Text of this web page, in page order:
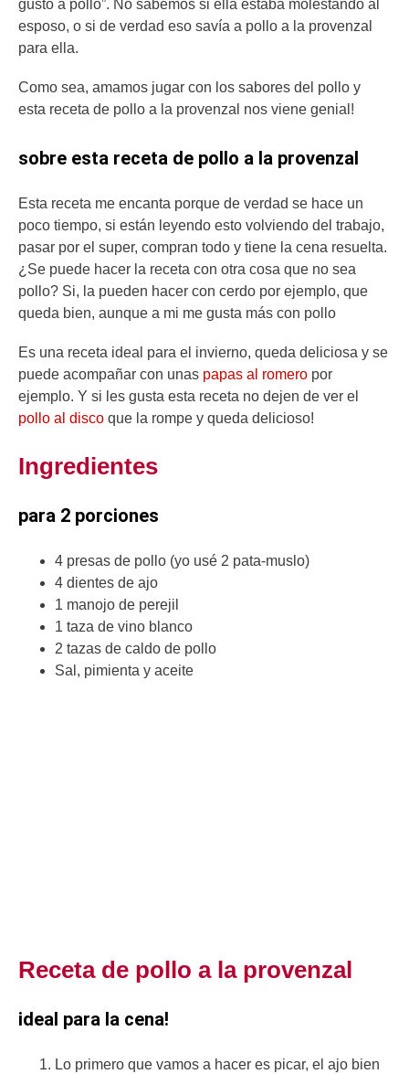
gusto a pollo”. No sabemos si ella estaba molestando al
esposo, o si de verdad eso savía a pollo a la provenzal
para ella.
Como sea, amamos jugar con los sabores del pollo y
esta receta de pollo a la provenzal nos viene genial!
sobre esta receta de pollo a la provenzal
Esta receta me encanta porque de verdad se hace un
poco tiempo, si están leyendo esto volviendo del trabajo,
pasar por el super, compran todo y tiene la cena resuelta.
¿Se puede hacer la receta con otra cosa que no sea
pollo? Si, la pueden hacer con cerdo por ejemplo, que
queda bien, aunque a mi me gusta más con pollo
Es una receta ideal para el invierno, queda deliciosa y se
puede acompañar con unas papas al romero por
ejemplo. Y si les gusta esta receta no dejen de ver el
pollo al disco que la rompe y queda delicioso!
Ingredientes
para 2 porciones
4 presas de pollo (yo usé 2 pata-muslo)
4 dientes de ajo
1 manojo de perejil
1 taza de vino blanco
2 tazas de caldo de pollo
Sal, pimienta y aceite
Receta de pollo a la provenzal
ideal para la cena!
Lo primero que vamos a hacer es picar, el ajo bien